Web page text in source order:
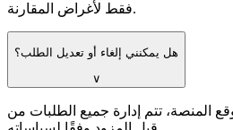
فقط لأغراض المقارنة.
هل يمكنني إلغاء أو تعديل الطلب؟
∨
المنصة، تتم إدارة جميع الطلبات من